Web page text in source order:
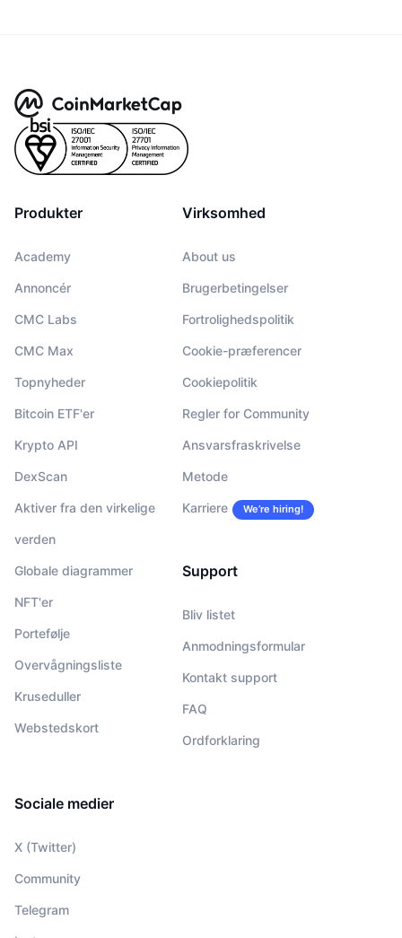
Produkter
Academy
Annoncér
CMC Labs
CMC Max
Topnyheder
Bitcoin ETF'er
Krypto API
DexScan
Aktiver fra den virkelige
verden
Globale diagrammer
NFT'er
Portefølje
Overvågningsliste
Kruseduller
Webstedskort
Virksomhed
About us
Brugerbetingelser
Fortrolighedspolitik
Cookie-præferencer
Cookiepolitik
Regler for Community
Ansvarsfraskrivelse
Metode
Karriere We’re hiring!
Support
Bliv listet
Anmodningsformular
Kontakt support
FAQ
Ordforklaring
Sociale medier
X (Twitter)
Community
Telegram